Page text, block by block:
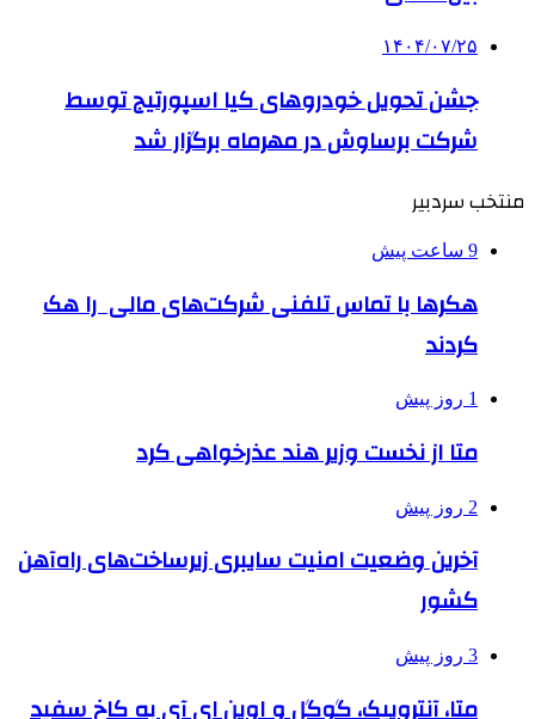
۱۴۰۴/۰۷/۲۵
جشن تحویل خودروهای کیا اسپورتیج توسط
شرکت برساوش در مهرماه برگزار شد
منتخب سردبیر
9 ساعت پیش
هکرها با تماس تلفنی شرکت‌های مالی را هک
کردند
1 روز پیش
متا از نخست وزیر هند عذرخواهی کرد
2 روز پیش
آخرین وضعیت امنیت سایبری زیرساخت‌های راه‌آهن
کشور
3 روز پیش
متا، آنتروپیک، گوگل و اوپن ای آی به کاخ سفید